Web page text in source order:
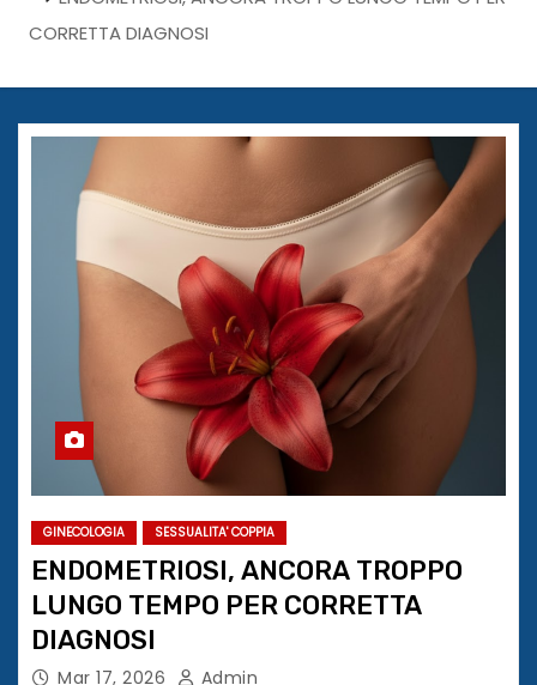
CORRETTA DIAGNOSI
GINECOLOGIA SESSUALITA' COPPIA
ENDOMETRIOSI, ANCORA TROPPO
LUNGO TEMPO PER CORRETTA
DIAGNOSI
Mar 17, 2026 Admin